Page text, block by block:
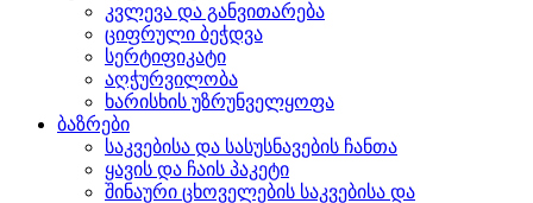
კვლევა და განვითარება
ციფრული ბეჭდვა
სერტიფიკატი
აღჭურვილობა
ხარისხის უზრუნველყოფა
ბაზრები
საკვებისა და სასუსნავების ჩანთა
ყავის და ჩაის პაკეტი
შინაური ცხოველების საკვებისა და